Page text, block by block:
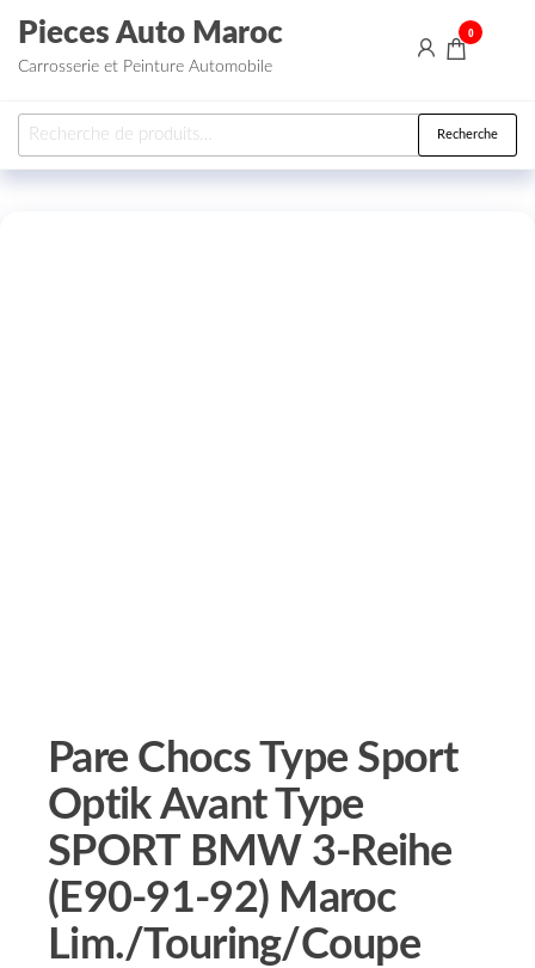
Aller au contenu
Pieces Auto Maroc
Carrosserie et Peinture Automobile
0
Recherche pour : Recherche
Pare Chocs Type Sport
Optik Avant Type
SPORT BMW 3-Reihe
(E90-91-92) Maroc
Lim./Touring/Coupe